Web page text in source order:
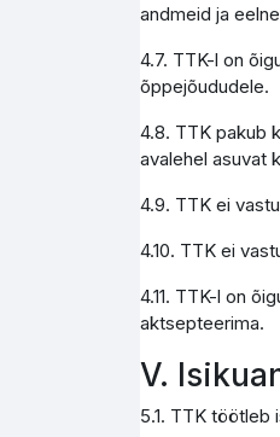
andmeid ja
4.7. TTK-l on
õppejõududele.
4.8. TTK pakub
avalehel asuvat
4.9. TTK ei
4.10. TTK ei
4.11. TTK-l on
aktsepteerima.
V.
5.1. TTK töötleb